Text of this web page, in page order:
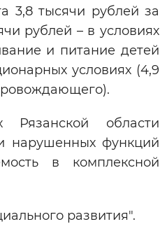
3,8 тысячи рублей за
рублей – в условиях
и питание детей
условиях (4,9
области
нарушенных функций
в комплексной
развития".